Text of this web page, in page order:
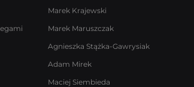
Marek Krajewski
Marek Maruszczak
Agnieszka Stążka-Gawrysiak
Adam Mirek
Maciej Siembieda